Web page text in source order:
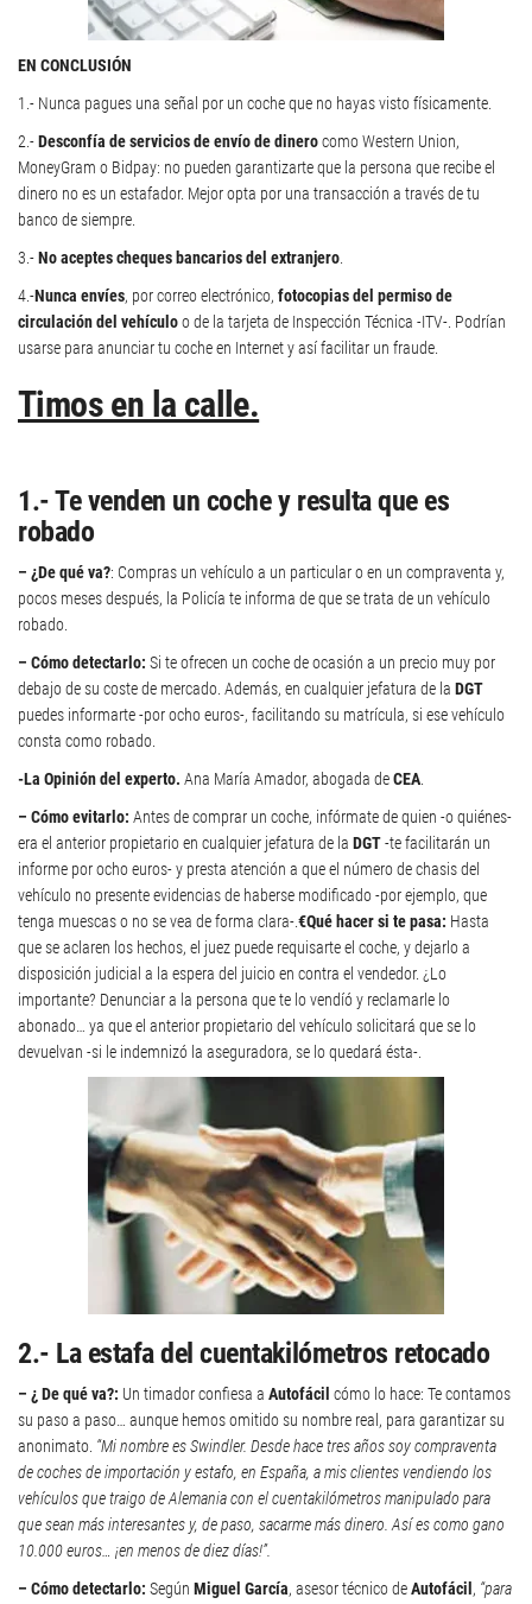
EN CONCLUSIÓN
1.- Nunca pagues una señal por un coche que no hayas visto físicamente.
2.-Desconfía de servicios de envío de dinerocomo Western Union,
MoneyGram o Bidpay: no pueden garantizarte que la persona que recibe el
dinero no es un estafador. Mejor opta por una transacción a través de tu
banco de siempre.
3.-No aceptes cheques bancarios del extranjero.
4.-Nunca envíes, por correo electrónico, fotocopias del permiso de
circulación del vehículoo de la tarjeta de Inspección Técnica -ITV-. Podrían
usarse para anunciar tu coche en Internet y así facilitar un fraude.
Timos en la calle.
1.- Te venden un coche y resulta que es
robado
– ¿De qué va?: Compras un vehículo a un particular o en un compraventa y,
pocos meses después, la Policía te informa de que se trata de un vehículo
robado.
– Cómo detectarlo: Si te ofrecen un coche de ocasión a un precio muy por
debajo de su coste de mercado. Además, en cualquier jefatura de la DGT
puedes informarte -por ocho euros-, facilitando su matrícula, si ese vehículo
consta como robado.
-La Opinión del experto. Ana María Amador, abogada deCEA.
– Cómo evitarlo: Antes de comprar un coche, infórmate de quien -o quiénes-
era el anterior propietario en cualquier jefatura de la DGT-te facilitarán un
informe por ocho euros- y presta atención a que el número de chasis del
vehículo no presente evidencias de haberse modificado -por ejemplo, que
tenga muescas o no se vea de forma clara-.€Qué hacer si te pasa: Hasta
que se aclaren los hechos, el juez puede requisarte el coche, y dejarlo a
disposición judicial a la espera del juicio en contra el vendedor. ¿Lo
importante? Denunciar a la persona que te lo vendíó y reclamarle lo
abonado… ya que el anterior propietario del vehículo solicitará que se lo
devuelvan -si le indemnizó la aseguradora, se lo quedará ésta-.
2.- La estafa del cuentakilómetros retocado
– ¿ De qué va?: Un timador confiesa a Autofácil cómo lo hace: Te contamos
su paso a paso… aunque hemos omitido su nombre real, para garantizar su
anonimato. “Mi nombre es Swindler. Desde hace tres años soy compraventa
de coches de importación y estafo, en España, a mis clientes vendiendo los
vehículos que traigo de Alemania con el cuentakilómetros manipulado para
que sean más interesantes y, de paso, sacarme más dinero. Así es como gano
10.000 euros… ¡en menos de diez días!”.
– Cómo detectarlo: Según Miguel García, asesor técnico deAutofácil , “para